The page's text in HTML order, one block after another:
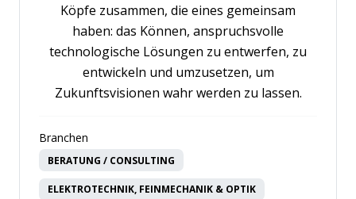
Köpfe zusammen, die eines gemeinsam
haben: das Können, anspruchsvolle
technologische Lösungen zu entwerfen, zu
entwickeln und umzusetzen, um
Zukunftsvisionen wahr werden zu lassen.
Branchen
BERATUNG / CONSULTING
ELEKTROTECHNIK, FEINMECHANIK & OPTIK